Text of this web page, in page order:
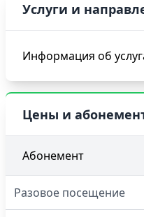
Услуги и
Информация об
Цены и
Абонемент
Разовое посещение